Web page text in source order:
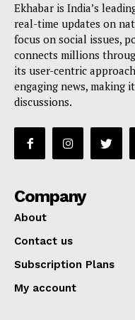
Ekhabar is India’s
real-time updates on
focus on social issues,
connects millions
its user-centric
engaging news,
discussions.
Company
About
Contact us
Subscription Plans
My account